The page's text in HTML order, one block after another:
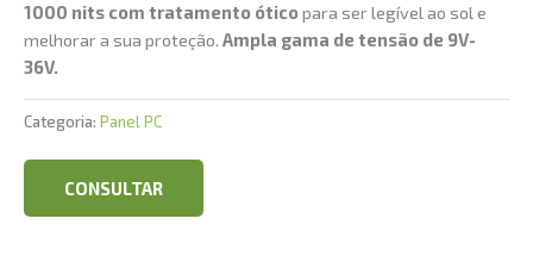
1000 nits com tratamento óticopara ser legível ao sol e
melhorar a sua proteção. Ampla gama de tensão de 9V-
36V.
Categoria: Panel PC
CONSULTAR